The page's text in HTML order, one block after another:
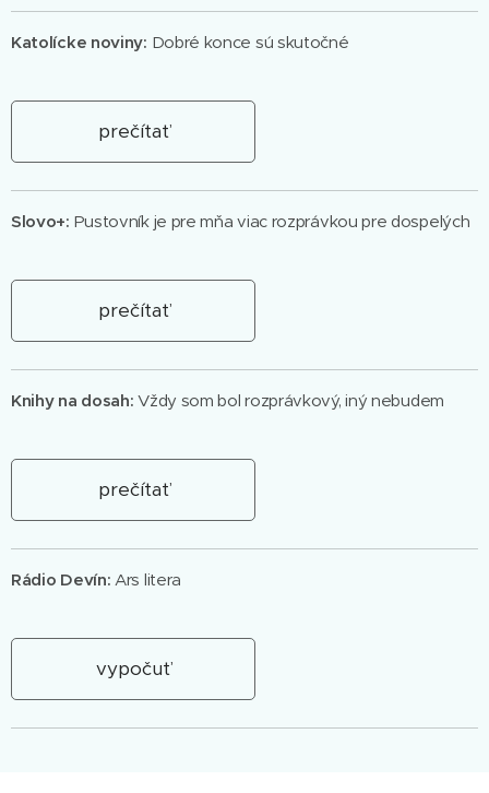
Katolícke noviny: Dobré konce sú skutočné
prečítať
Slovo+: Pustovník je pre mňa viac rozprávkou pre dospelých
prečítať
Knihy na dosah:Vždy som bol rozprávkový, iný nebudem
prečítať
Rádio Devín: Ars litera
vypočuť